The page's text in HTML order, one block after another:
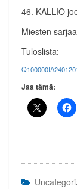
46. KALLIO
Miesten
Tuloslista:
Jaa tämä: